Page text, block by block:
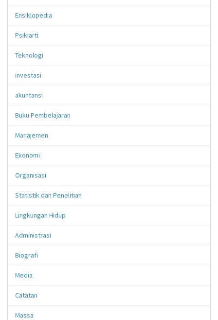
Ensiklopedia
Psikiarti
Teknologi
investasi
akuntansi
Buku Pembelajaran
Manajemen
Ekonomi
Organisasi
Statistik dan Penelitian
Lingkungan Hidup
Administrasi
Biografi
Media
Catatan
Massa